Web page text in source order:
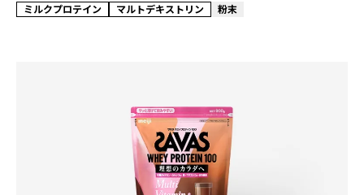
ミルクプロテイン マルトデキストリン 粉末